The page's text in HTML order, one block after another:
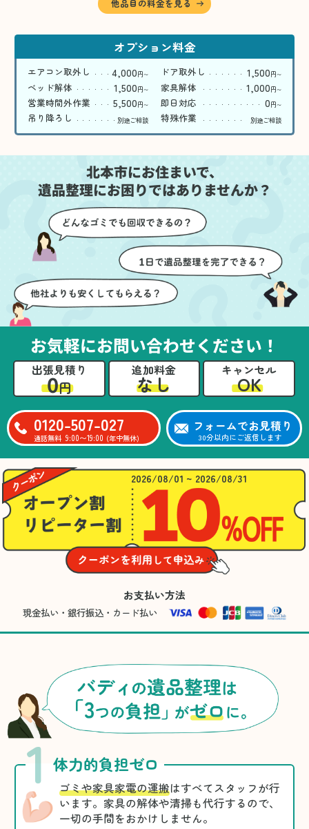
他品目の料金を見る
オプション料金
エアコン取外し 4,000円〜 ドア取外し 1,500円〜
ベッド解体 1,500円〜 家具解体 1,000円〜
営業時間外作業 5,500円〜 即日対応 0円〜
吊り降ろし 別途ご相談 特殊作業 別途ご相談
北本市にお住まいで、
遺品整理にお困りではありませんか？
お気軽にお問い合わせください！
出張見積り
0円
追加料金
なし
キャンセル
OK
0120-507-027
通話無料 9:00〜19:00 (年中無休)
フォームでお見積り
30分以内にご返信します
2026/08/01 ~ 2026/08/31
お支払い方法
現金払い・銀行振込・カード払い
1 体力的負担ゼロ
ゴミや家具家電の運搬はすべてスタッフが行
います。家具の解体や清掃も代行するので、
一切の手間をおかけしません。